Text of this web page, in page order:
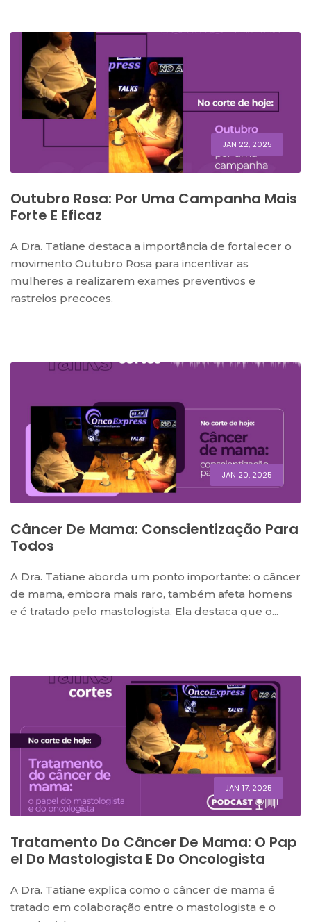
JAN 22, 2025
Outubro Rosa: Por Uma Campanha Mais
Forte E Eficaz
A Dra. Tatiane destaca a importância de fortalecer o
movimento Outubro Rosa para incentivar as
mulheres a realizarem exames preventivos e
rastreios precoces.
JAN 20, 2025
Câncer De Mama: Conscientização Para
Todos
A Dra. Tatiane aborda um ponto importante: o câncer
de mama, embora mais raro, também afeta homens
e é tratado pelo mastologista. Ela destaca que o...
JAN 17, 2025
Tratamento Do Câncer De Mama: O Pap
El Do Mastologista E Do Oncologista
A Dra. Tatiane explica como o câncer de mama é
tratado em colaboração entre o mastologista e o